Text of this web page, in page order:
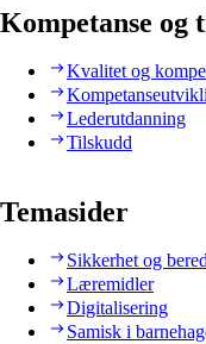
Kompetanse og
Kvalitet og
Lederutdanning
Tilskudd
Temasider
Sikkerhet og
Læremidler
Digitalisering
Samisk i